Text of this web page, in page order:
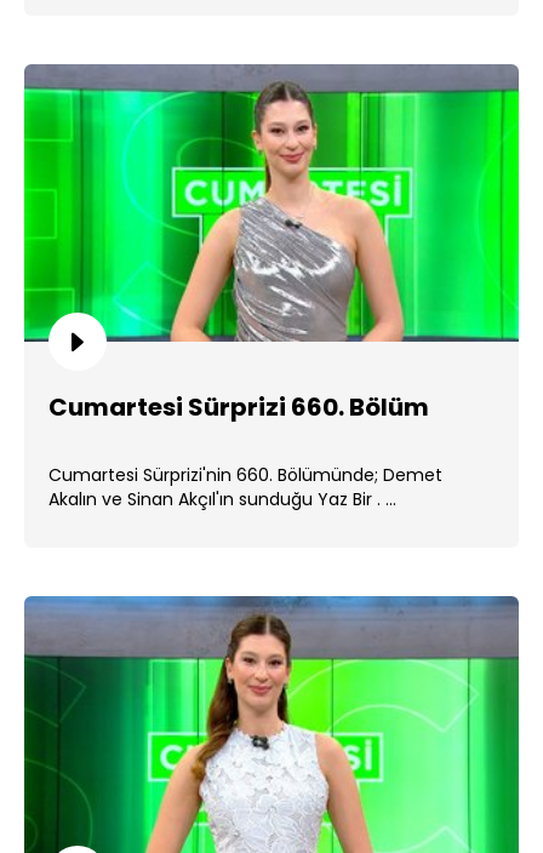
Cumartesi Sürprizi 660. Bölüm
Cumartesi Sürprizi'nin 660. Bölümünde; Demet
Akalın ve Sinan Akçıl'ın sunduğu Yaz Bir . ...